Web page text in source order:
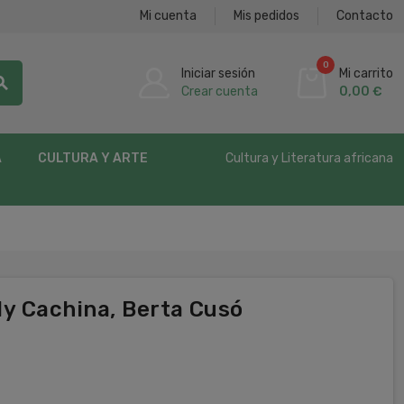
Mi cuenta Mis pedidos Contacto
Iniciar sesión
Crear cuenta
0
Mi carrito
0,00 €
CULTURA Y ARTE Cultura y Literatura africana
Cachina, Berta Cusó